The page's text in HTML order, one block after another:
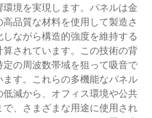
境を実現します。パネルは金
品質な材料を使用して製造さ
ながら構造的強度を維持する
されています。この技術の背
の周波数帯域を狙って吸音で
す。これらの多機能なパネル
減から、オフィス環境や公共
、さまざまな用途に使用され